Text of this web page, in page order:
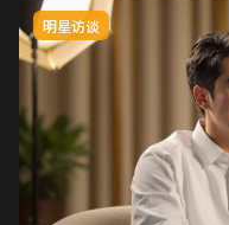
明星访谈